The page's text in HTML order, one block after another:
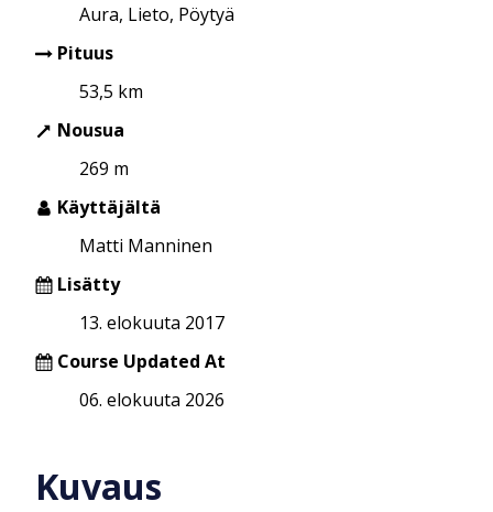
Aura, Lieto, Pöytyä
Pituus
53,5 km
Nousua
269 m
Käyttäjältä
Matti Manninen
Lisätty
13. elokuuta 2017
Course Updated At
06. elokuuta 2026
Kuvaus